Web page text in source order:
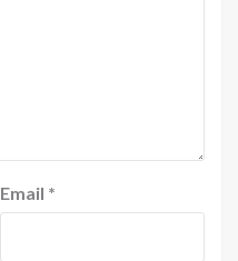
Email *